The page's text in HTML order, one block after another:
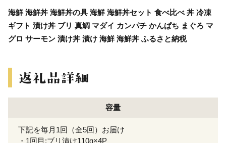
海鮮 海鮮丼 海鮮丼の具 海鮮 海鮮丼セット 食べ比べ 丼 冷凍
ギフト 漬け丼 ブリ 真鯛 マダイ カンパチ かんぱち まぐろ マ
グロ サーモン 漬け丼 漬け 海鮮 海鮮丼 ふるさと納税
容量
下記を毎月1回（全5回）お届け
・1回目:ブリ漬け110g×4P